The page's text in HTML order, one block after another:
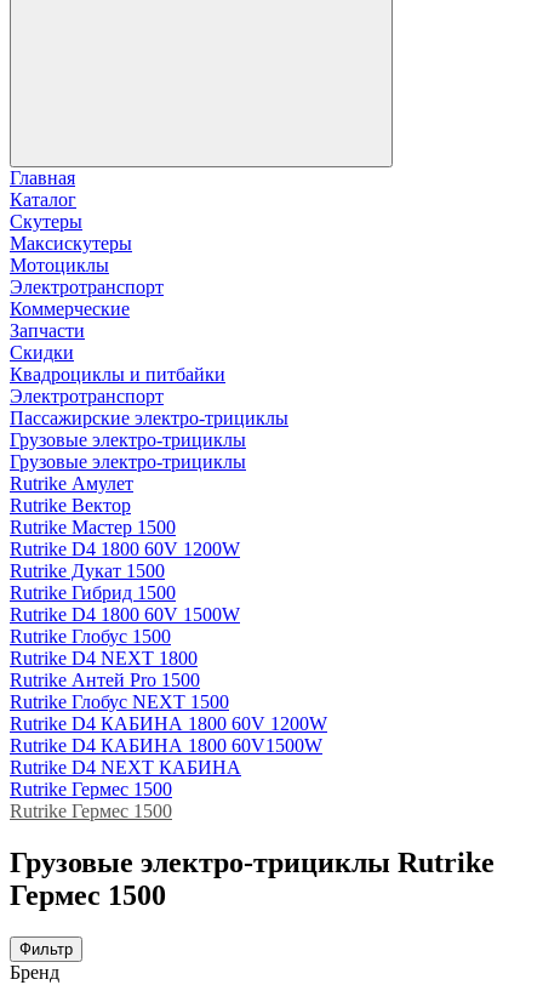
Главная
Каталог
Скутеры
Максискутеры
Мотоциклы
Электротранспорт
Коммерческие
Запчасти
Скидки
Квадроциклы и питбайки
Электротранспорт
Пассажирские электро‑трициклы
Грузовые электро‑трициклы
Грузовые электро‑трициклы
Rutrike Амулет
Rutrike Вектор
Rutrike Мастер 1500
Rutrike D4 1800 60V 1200W
Rutrike Дукат 1500
Rutrike Гибрид 1500
Rutrike D4 1800 60V 1500W
Rutrike Глобус 1500
Rutrike D4 NEXT 1800
Rutrike Антей Pro 1500
Rutrike Глобус NEXT 1500
Rutrike D4 КАБИНА 1800 60V 1200W
Rutrike D4 КАБИНА 1800 60V1500W
Rutrike D4 NEXT КАБИНА
Rutrike Гермес 1500
Rutrike Гермес 1500
Грузовые электро‑трициклы Rutrike
Гермес 1500
Фильтр
Бренд